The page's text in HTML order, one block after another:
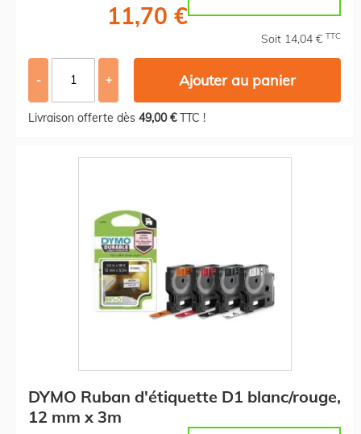
11,70 €
Soit 14,04 € TTC
- + Ajouter au panier
Livraison offerte dès 49,00 €TTC !
DYMO Ruban d'étiquette D1 blanc/rouge,
12 mm x 3m